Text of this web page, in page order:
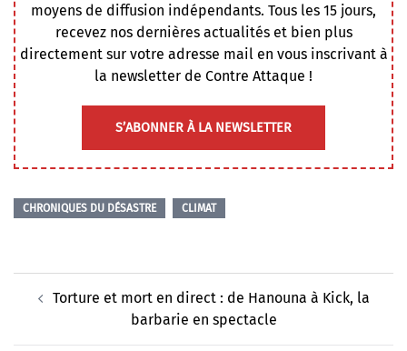
moyens de diffusion indépendants. Tous les 15 jours,
recevez nos dernières actualités et bien plus
directement sur votre adresse mail en vous inscrivant à
la newsletter de Contre Attaque !
S’ABONNER À LA NEWSLETTER
CHRONIQUES DU DÉSASTRE CLIMAT
d’articleTorture et mort en direct : de Hanouna à Kick, la
barbarie en spectacle